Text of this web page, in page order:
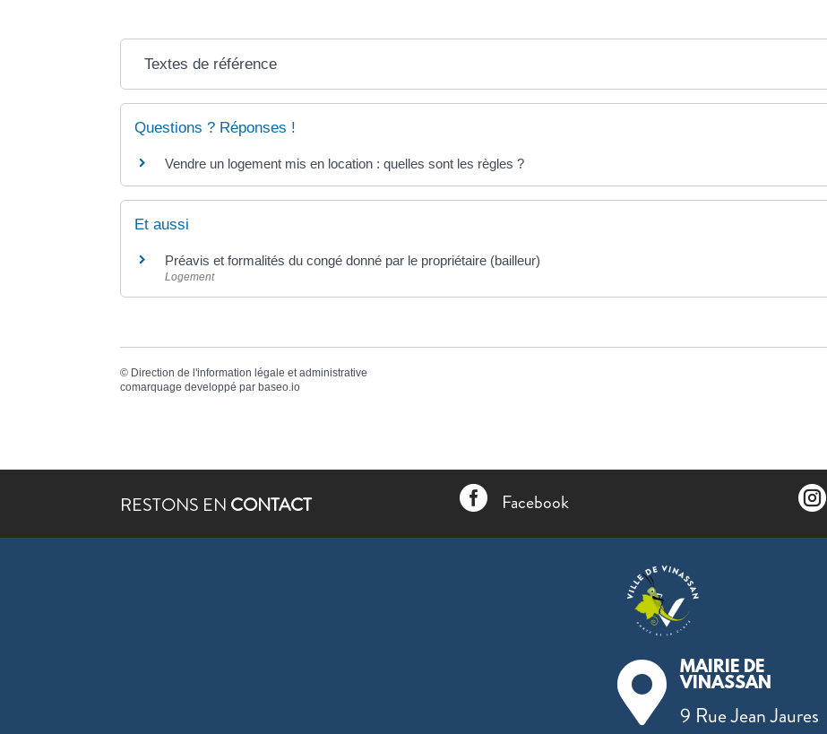
Textes de référence
Questions ? Réponses !
Vendre un logement mis en location : quelles sont les règles ?
Et aussi
Préavis et formalités du congé donné par le propriétaire (bailleur)
Logement
© Direction de l'information légale et administrative
comarquage developpé par baseo.io
RESTONS EN CONTACT  Facebook 

MAIRIE DE
VINASSAN
9 Rue Jean Jaures